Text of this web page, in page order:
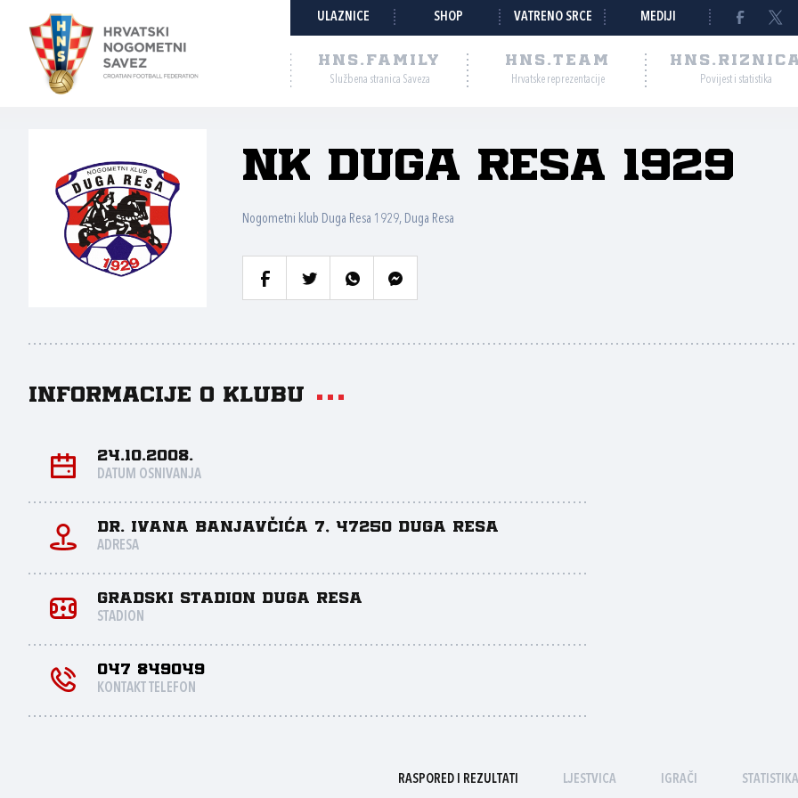
ULAZNICE SHOP VATRENO SRCE MEDIJI
HNS.FAMILY
Službena stranica Saveza
HNS.TEAM
Hrvatske reprezentacije Povijest i statistika
NK Duga Resa 1929
Nogometni klub Duga Resa 1929, Duga Resa
Informacije o klubu
24.10.2008.
DATUM OSNIVANJA
Dr. Ivana Banjavčića 7, 47250 Duga Resa
ADRESA
Gradski stadion Duga Resa
STADION
047 849049
KONTAKT TELEFON
RASPORED I REZULTATI LJESTVICA IGRAČI STATISTIKA